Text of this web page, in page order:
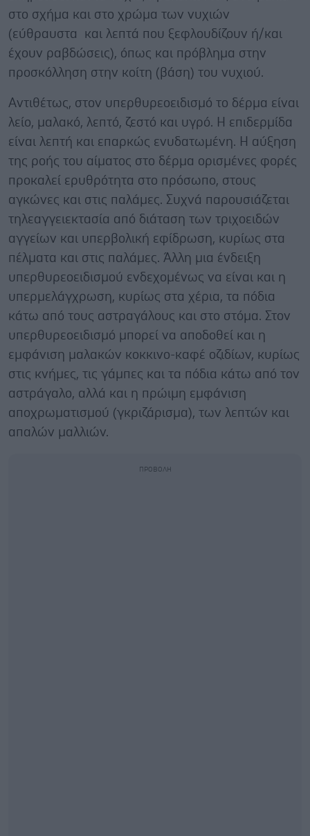
στο σχήμα και στο χρώμα των νυχιών
(εύθραυστα και λεπτά που ξεφλουδίζουν ή/και
έχουν ραβδώσεις), όπως και πρόβλημα στην
προσκόλληση στην κοίτη (βάση) του νυχιού.
Αντιθέτως, στον υπερθυρεοειδισμό το δέρμα είναι
λείο, μαλακό, λεπτό, ζεστό και υγρό. Η επιδερμίδα
είναι λεπτή και επαρκώς ενυδατωμένη. Η αύξηση
της ροής του αίματος στο δέρμα ορισμένες φορές
προκαλεί ερυθρότητα στο πρόσωπο, στους
αγκώνες και στις παλάμες. Συχνά παρουσιάζεται
τηλεαγγειεκτασία από διάταση των τριχοειδών
αγγείων και υπερβολική εφίδρωση, κυρίως στα
πέλματα και στις παλάμες. Άλλη μια ένδειξη
υπερθυρεοειδισμού ενδεχομένως να είναι και η
υπερμελάγχρωση, κυρίως στα χέρια, τα πόδια
κάτω από τους αστραγάλους και στο στόμα. Στον
υπερθυρεοειδισμό μπορεί να αποδοθεί και η
εμφάνιση μαλακών κοκκινο-καφέ οζιδίων, κυρίως
στις κνήμες, τις γάμπες και τα πόδια κάτω από τον
αστράγαλο, αλλά και η πρώιμη εμφάνιση
αποχρωματισμού (γκριζάρισμα), των λεπτών και
απαλών μαλλιών.